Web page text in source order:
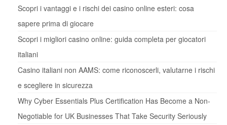
Scopri i vantaggi e i rischi dei casino online esteri: cosa
sapere prima di giocare
Scopri i migliori casino online: guida completa per giocatori
italiani
Casino italiani non AAMS: come riconoscerli, valutarne i rischi
e scegliere in sicurezza
Why Cyber Essentials Plus Certification Has Become a Non-
Negotiable for UK Businesses That Take Security Seriously